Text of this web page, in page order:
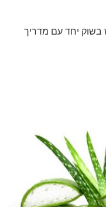
בשוק יחד עם מדריך